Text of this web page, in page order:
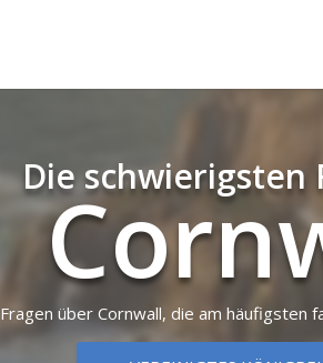
Die schwierigsten
Fragen über Cornwall, die am häufigsten